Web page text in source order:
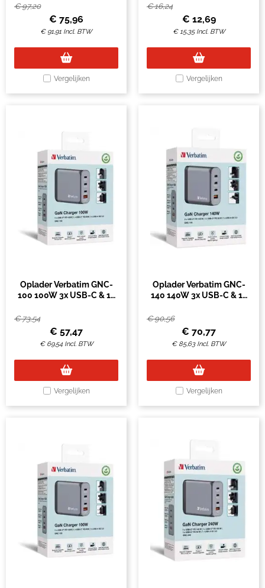
€97,20
€ 75,96
€ 91,91 Incl. BTW
Vergelijken
€16,24
€ 12,69
€15,35 Incl. BTW
Vergelijken
Oplader Verbatim GNC-
100 100W 3x USB-C & 1x
€73,54
€ 57,47
€ 69,54 Incl. BTW
Vergelijken
Oplader Verbatim GNC-
140 140W 3x USB-C & 1x
€90,56
€ 70,77
€ 85,63 Incl. BTW
Vergelijken